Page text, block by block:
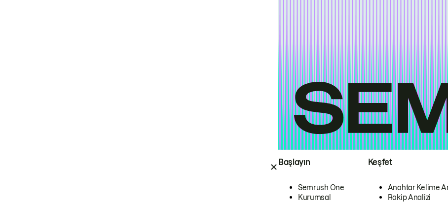
Başlayın
Semrush One
Kurumsal
Keşfet
Anahtar Kelime
Rakip Analizi